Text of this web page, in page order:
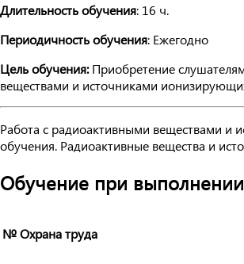
Длительность обучения: 16 ч.
Периодичность обучения: Ежегодно
Цель обучения:Приобретение
веществами и источниками
Работа с радиоактивными веществами и
обучения. Радиоактивные вещества и
Обучение при
№Охрана труда